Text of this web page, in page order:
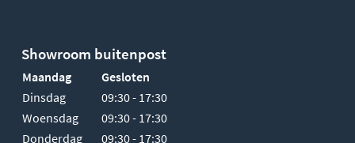
Showroom buitenpost
Maandag
Gesloten
Dinsdag
09:30 - 17:30
Woensdag
09:30 - 17:30
Donderdag
09:30 - 17:30